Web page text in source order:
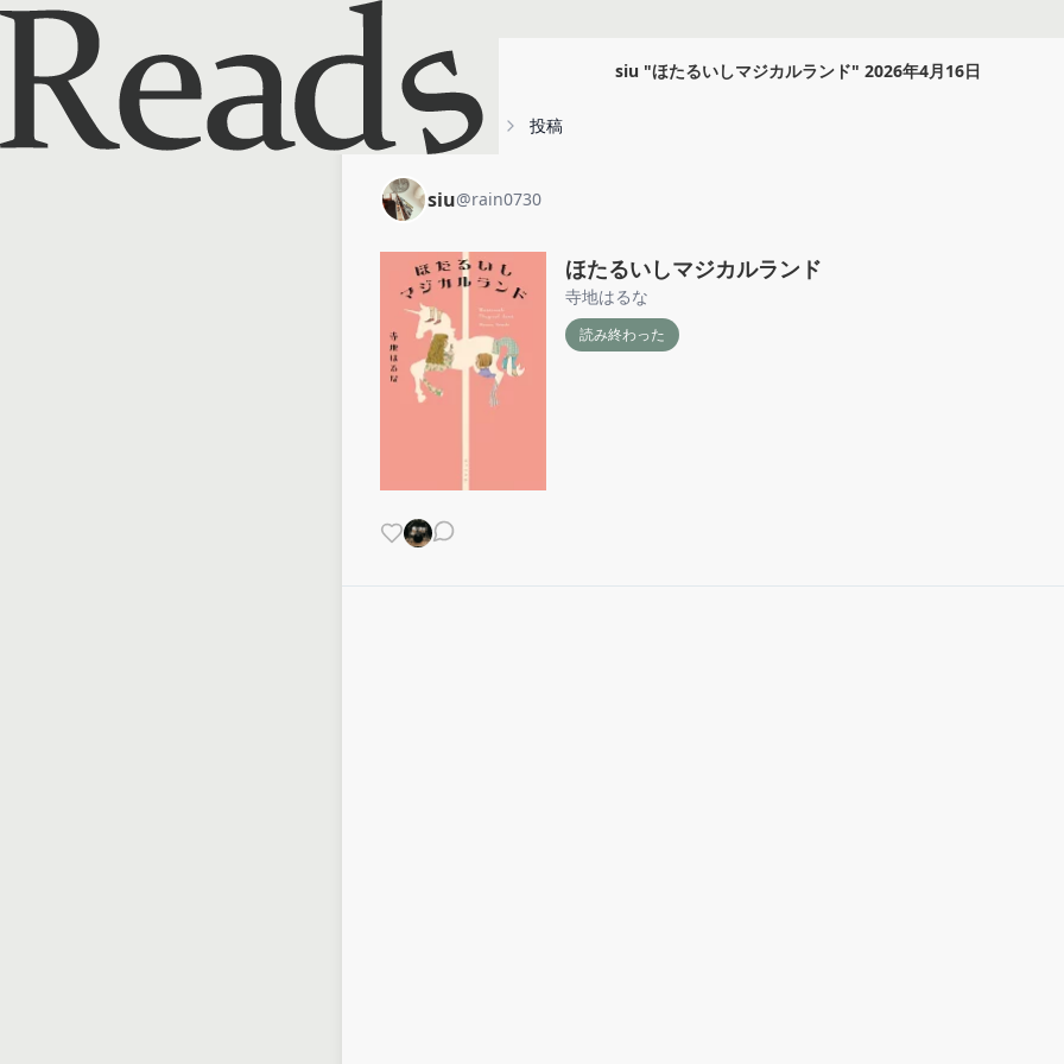
siu "ほたるいしマジカルランド" 2026年4月16日
siu 投稿
siu@rain0730
ほたるいしマジカルランド
寺地はるな
読み終わった